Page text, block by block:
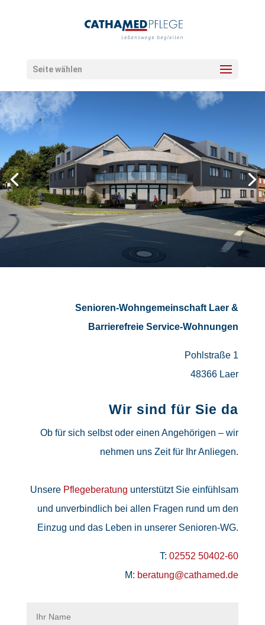
Seite wählen
Senioren-Wohngemeinschaft Laer &
Barrierefreie Service-Wohnungen
Pohlstraße 1
48366 Laer
Wir sind für Sie da
Ob für sich selbst oder einen Angehörigen – wir
nehmen uns Zeit für Ihr Anliegen.
Unsere Pflegeberatung unterstützt Sie einfühlsam
und unverbindlich bei allen Fragen rund um den
Einzug und das Leben in unserer Senioren-WG.
T:02552 50402-60
M: beratung@cathamed.de